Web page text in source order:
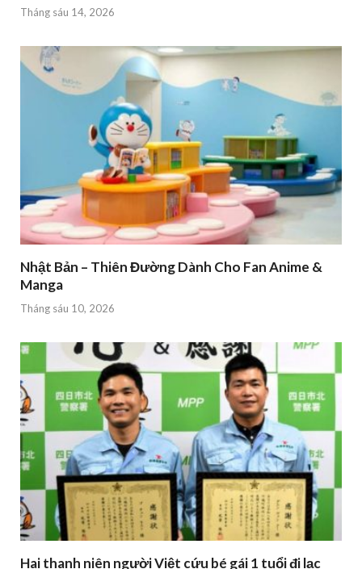
Tháng sáu 14, 2026
Nhật Bản – Thiên Đường Dành Cho Fan Anime &
Manga
Tháng sáu 10, 2026
Hai thanh niên người Việt cứu bé gái 1 tuổi đi lạc